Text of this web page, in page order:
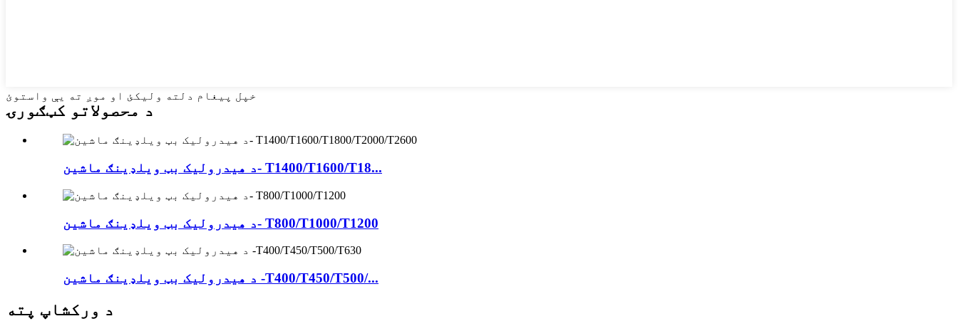
خپل پیغام دلته ولیکئ او موږ ته یې واستوئ
د محصولاتو کټګورۍ
د هیدرولیک بټ ویلډینګ ماشین- T1400/T1600/T18...
د هیدرولیک بټ ویلډینګ ماشین- T800/T1000/T1200
د هیدرولیک بټ ویلډینګ ماشین -T400/T450/T500/...
د ورکشاپ پته